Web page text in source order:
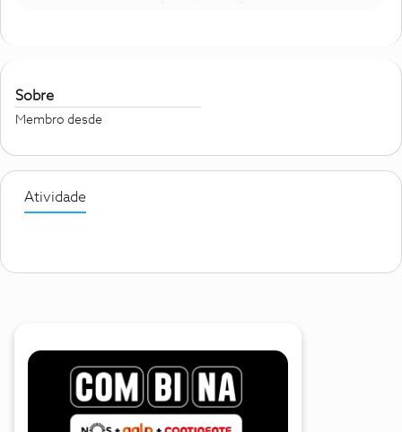
Sobre
Membro desde
Atividade